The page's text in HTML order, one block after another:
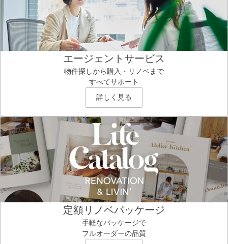
エージェントサービス
物件探しから購入・リノベまで
すべてサポート
詳しく見る
定額リノベパッケージ
手軽なパッケージで
フルオーダーの品質